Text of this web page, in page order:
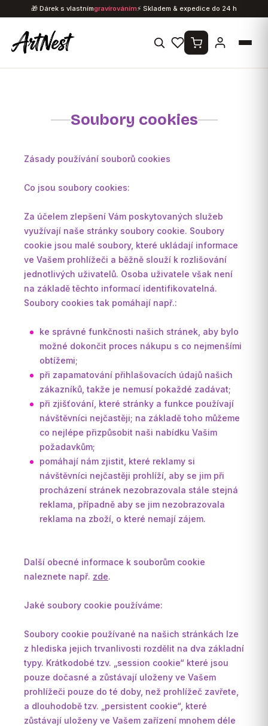
na
obsah
🎁 Dárek s vlastnímgravírováním⚡ Skladem & expedice do 24 h
Soubory cookies
Zásady používání souborů cookies
Co jsou soubory cookies:
Za účelem zlepšení Vám poskytovaných služeb
využívají naše stránky soubory cookie. Soubory
cookie jsou malé soubory, které ukládají informace
ve Vašem prohlížeči a běžně slouží k rozlišování
jednotlivých uživatelů. Osoba uživatele však není
na základě těchto informací identifikovatelná.
Soubory cookies tak pomáhají např.:
ke správné funkčnosti našich stránek, aby bylo
možné dokončit proces nákupu s co nejmenšími
obtížemi;
při zapamatování přihlašovacích údajů našich
zákazníků, takže je nemusí pokaždé zadávat;
při zjišťování, které stránky a funkce používají
návštěvníci nejčastěji; na základě toho můžeme
co nejlépe přizpůsobit naši nabídku Vašim
požadavkům;
pomáhají nám zjistit, které reklamy si
návštěvníci nejčastěji prohlíží, aby se jim při
procházení stránek nezobrazovala stále stejná
reklama, případně aby se jim nezobrazovala
reklama na zboží, o které nemají zájem.
Další obecné informace k souborům cookie
naleznete např. zde.
Jaké soubory cookie používáme:
Soubory cookie používané na našich stránkách lze
z hlediska jejich trvanlivosti rozdělit na dva základní
typy. Krátkodobé tzv. „session cookie“ které jsou
pouze dočasné a zůstávají uloženy ve Vašem
prohlížeči pouze do té doby, než prohlížeč zavřete,
a dlouhodobě tzv. „persistent cookie“, které
zůstávají uloženy ve Vašem zařízení mnohem déle